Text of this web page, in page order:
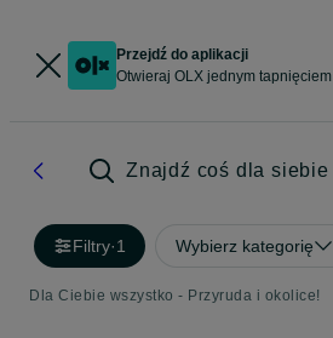
Przejdź do aplikacji
Otwieraj OLX jednym tapnięciem
Znajdź coś dla siebie
Filtry·1 Wybierz kategorię
Dla Ciebie wszystko - Przyruda i okolice!